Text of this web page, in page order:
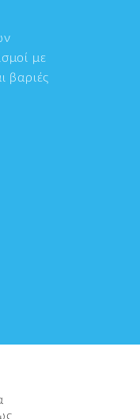
με
βαριές